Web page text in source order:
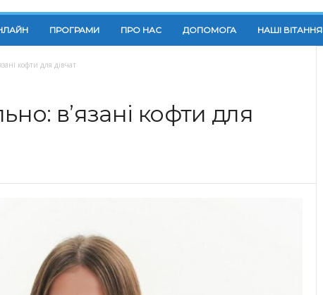
ПРОГРАМИ ПРО НАС ДОПОМОГА НАШІ ВІТАННЯ
кофти для дівчат
в’язані кофти для